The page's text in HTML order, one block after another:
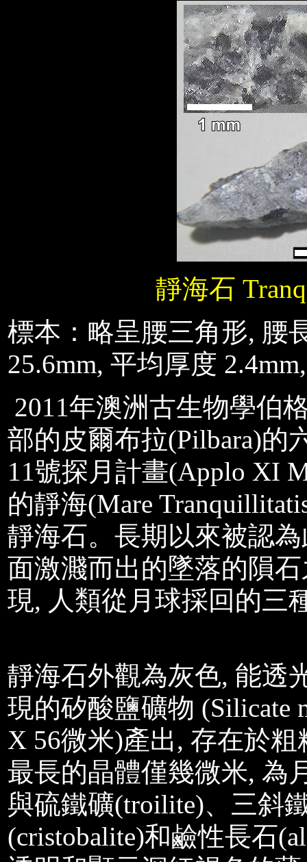
靜海石
標本：略呈腰三角形, 腰
25.6mm, 平均厚度
2011年澳洲古生物學伯
部的皮爾布拉(Pilbara)的
11號探月計畫(Applo XI
的靜海(Mare
靜海石。長期以來被認
面激濺而出的墜落的隕
現, 人類從月球採回的三
靜海石外觀為灰色, 能透
現的矽酸鹽礦物 (Silicate
X 56微米)產出, 存在於
最長的晶體僅幾微米, 為
與硫鐵礦(troilite)、三斜
(cristobalite)和鹼性長石